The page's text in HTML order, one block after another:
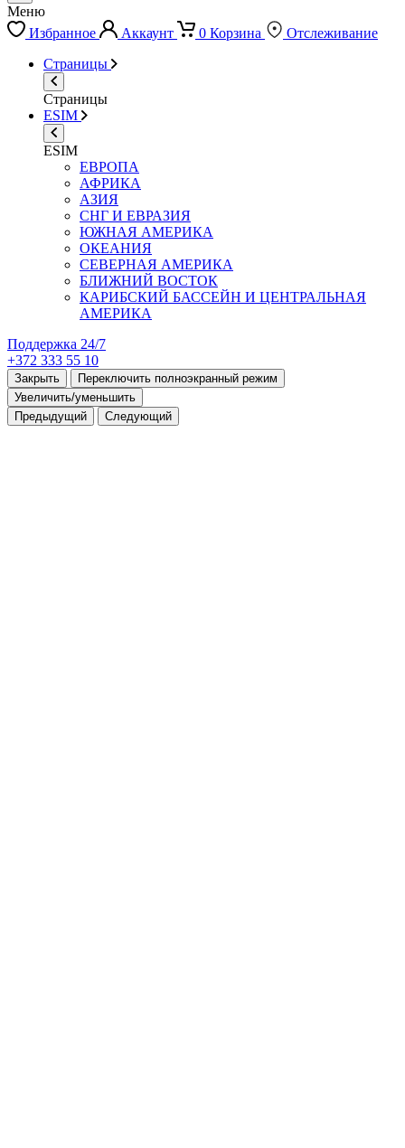
Меню
Избранное
Аккаунт 0 Корзина
Отслеживание
Страницы
Страницы
ESIM
ESIM
ЕВРОПА
АФРИКА
АЗИЯ
СНГ И ЕВРАЗИЯ
ЮЖНАЯ АМЕРИКА
ОКЕАНИЯ
СЕВЕРНАЯ АМЕРИКА
БЛИЖНИЙ ВОСТОК
КАРИБСКИЙ БАССЕЙН И ЦЕНТРАЛЬНАЯ
АМЕРИКА
Поддержка 24/7
+372 333 55 10
Закрыть
Переключить полноэкранный режим
Увеличить/уменьшить
Предыдущий
Следующий